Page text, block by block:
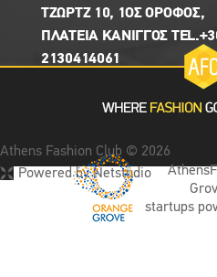
ΤΖΩΡΤΖ 10, 1ΟΣ ΌΡΟΦΟΣ,
ΠΛΑΤΕΙΑ ΚΑΝΙΓΓΟΣ
2130414061
Athens Fashion Club © 2026
Powered by Netstudio
startups